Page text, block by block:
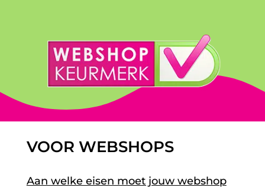
VOOR WEBSHOPS
Aan welke eisen moet jouw webshop